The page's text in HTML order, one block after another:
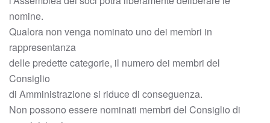
nomine.
Qualora non venga nominato uno dei membri in
rappresentanza
delle predette categorie, il numero dei membri del
Consiglio
di Amministrazione si riduce di conseguenza.
Non possono essere nominati membri del Consiglio di